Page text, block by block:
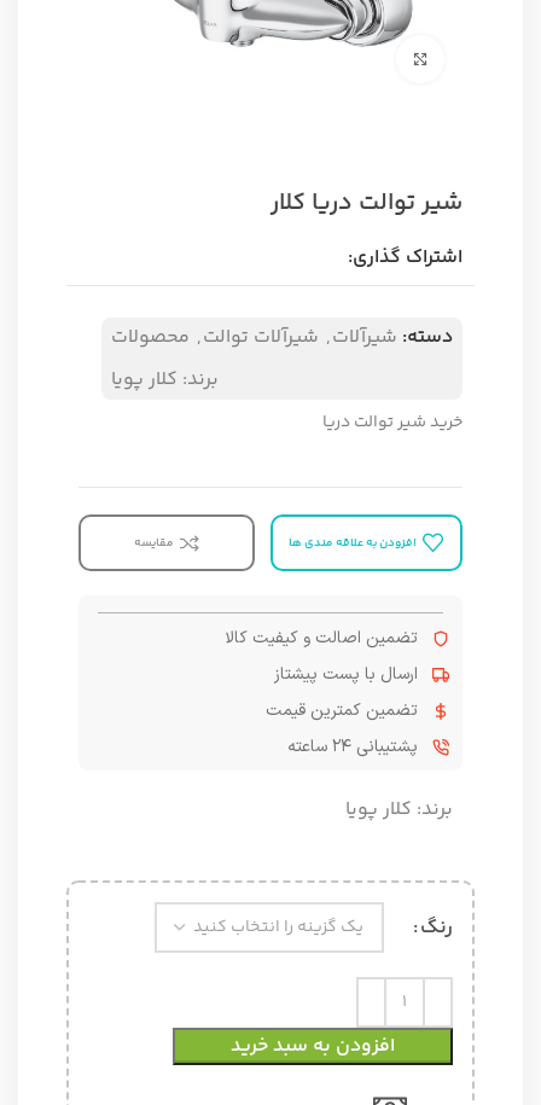
شیر توالت دریا کلار
اشتراک گذاری:
دسته: شیرآلات, شیرآلات توالت, محصولات
برند: کلار پویا
خرید شیر توالت دریا
افزودن به علاقه مندی ها مقایسه
تضمین اصالت و کیفیت کالا
ارسال با پست پیشتاز
تضمین کمترین قیمت
پشتیبانی ۲۴ ساعته
برند: کلار پویا
رنگ
افزودن به سبد خرید